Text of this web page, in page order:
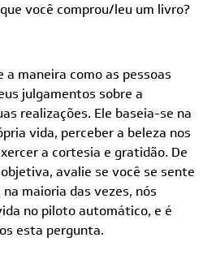
você comprou/leu um livro?
a maneira como as pessoas
julgamentos sobre a
realizações. Ele baseia-se na
vida, perceber a beleza nos
a cortesia e gratidão. De
avalie se você se sente
maioria das vezes, nós
no piloto automático, e é
esta pergunta.